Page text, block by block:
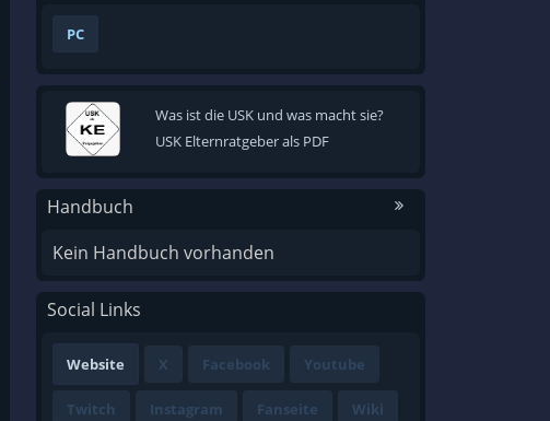
PC
Was ist die USK und was macht sie?
USK Elternratgeber als PDF
Handbuch
Kein Handbuch vorhanden
Social Links
Website X Facebook Youtube
Twitch Instagram Fanseite Wiki